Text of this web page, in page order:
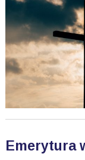
Emerytura